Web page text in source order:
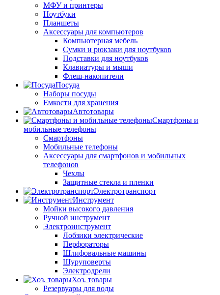
МФУ и принтеры
Ноутбуки
Планшеты
Аксессуары для компьютеров
Компьютерная мебель
Сумки и рюкзаки для ноутбуков
Подставки для ноутбуков
Клавиатуры и мыши
Флеш-накопители
Посуда
Наборы посуды
Емкости для хранения
Автотовары
Смартфоны и
мобильные телефоны
Смартфоны
Мобильные телефоны
Аксессуары для смартфонов и мобильных
телефонов
Чехлы
Защитные стекла и пленки
Электротранспорт
Инструмент
Мойки высокого давления
Ручной инструмент
Электроинструмент
Лобзики электрические
Перфораторы
Шлифовальные машины
Шуруповерты
Электродрели
Хоз. товары
Резервуары для воды